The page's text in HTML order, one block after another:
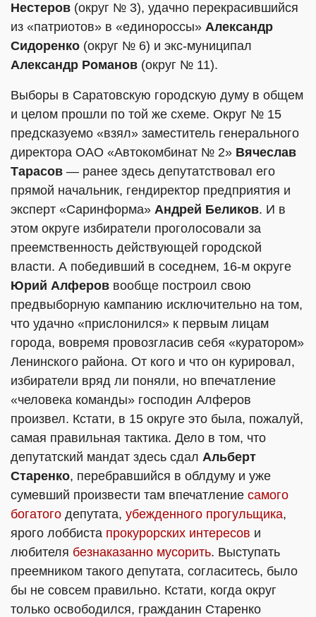
Нестеров (округ № 3), удачно перекрасившийся
из «патриотов» в «единороссы» Александр
Сидоренко (округ № 6) и экс-муниципал
Александр Романов (округ № 11).
Выборы в Саратовскую городскую думу в общем
и целом прошли по той же схеме. Округ № 15
предсказуемо «взял» заместитель генерального
директора ОАО «Автокомбинат № 2» Вячеслав
Тарасов — ранее здесь депутатствовал его
прямой начальник, гендиректор предприятия и
эксперт «Саринформа» Андрей Беликов. И в
этом округе избиратели проголосовали за
преемственность действующей городской
власти. А победивший в соседнем, 16-м округе
Юрий Алферов вообще построил свою
предвыборную кампанию исключительно на том,
что удачно «прислонился» к первым лицам
города, вовремя провозгласив себя «куратором»
Ленинского района. От кого и что он курировал,
избиратели вряд ли поняли, но впечатление
«человека команды» господин Алферов
произвел. Кстати, в 15 округе это была, пожалуй,
самая правильная тактика. Дело в том, что
депутатский мандат здесь сдал Альберт
Старенко, перебравшийся в облдуму и уже
сумевший произвести там впечатление самого
богатого депутата, убежденного прогульщика,
ярого лоббиста прокурорских интересов и
любителя безнаказанно мусорить. Выступать
преемником такого депутата, согласитесь, было
бы не совсем правильно. Кстати, когда округ
только освободился, гражданин Старенко